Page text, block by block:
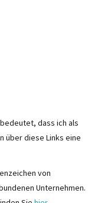
dass ich als
über diese Links eine
von
Unternehmen.